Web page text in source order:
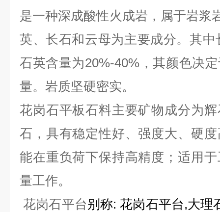
是一种深成酸性火成岩，属于岩浆
英、长石和云母为主要成分。其
石英含量为20%-40%，其颜色决
量。岩质坚硬密实。
花岗石平板石料主要矿物成分为
石，具有稳定性好、强度大、硬
能在重负荷下保持高精度；适用
量工作。
花岗石平台别称: 花岗石平台,大理